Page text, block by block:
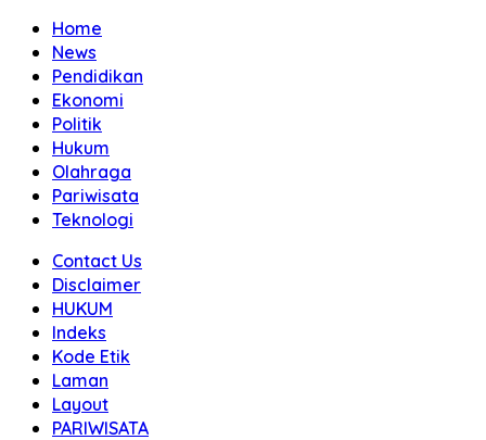
Home
News
Pendidikan
Ekonomi
Politik
Hukum
Olahraga
Pariwisata
Teknologi
Contact Us
Disclaimer
HUKUM
Indeks
Kode Etik
Laman
Layout
PARIWISATA